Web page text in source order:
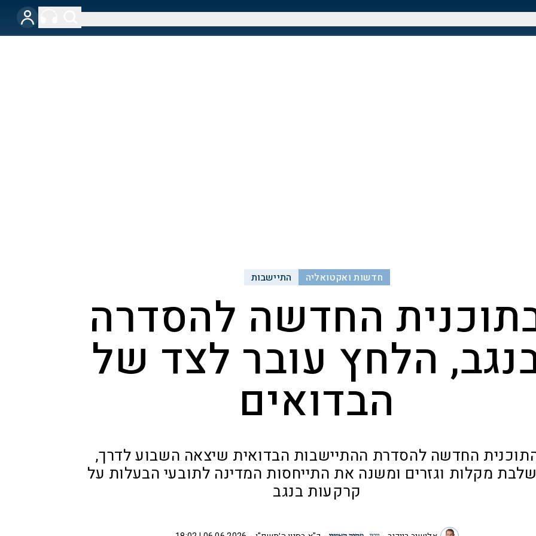
חדשות ואקטואליה התיישבות
החדשה להסדרה
הלחץ עובר לצד של
הבדואים
החדשה להסדרת ההתיישבות הבדואית שיצאה השבוע לדרך,
מקלות וגזרים ומשנה את התייחסות המדינה לתובעי הבעלות על
קרקעות בנגב